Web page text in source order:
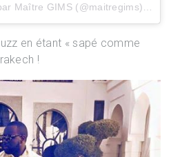
en étant « sapé comme
!